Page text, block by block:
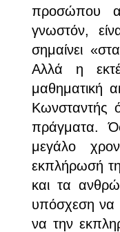
προσώπου
γνωστόν,
σημαίνει
Αλλά η
μαθηματική
Κωνσταντής
πράγματα.
μεγάλο
εκπλήρωσή
και τα
υπόσχεση να
να την